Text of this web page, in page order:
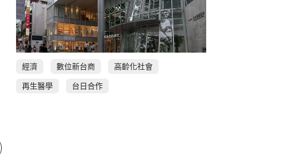
經濟 數位新台商
高齡化社會
再生醫學
台日合作